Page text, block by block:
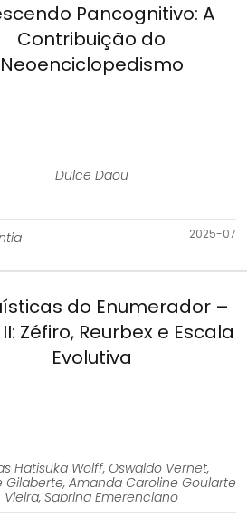
Pancognitivo: A
Contribuição do
Neoenciclopedismo
Dulce Daou
2025-07
do Enumerador –
Zéfiro, Reurbex e Escala
Evolutiva
Hatisuka Wolff, Oswaldo Vernet,
Gilaberte, Amanda Caroline Goularte
Vieira, Sabrina Emerenciano